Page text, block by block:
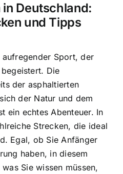
in Deutschland:
und Tipps
aufregender Sport, der
Die
der asphaltierten
der Natur und dem
ein echtes Abenteuer. In
Strecken, die ideal
Egal, ob Sie Anfänger
haben, in diesem
Sie wissen müssen,